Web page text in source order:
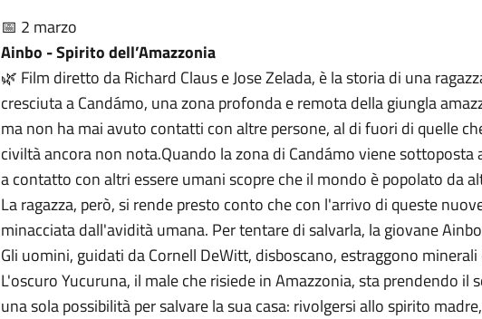
📅 2 marzo
Ainbo - Spirito dell’Amazzonia
🌿 Film diretto da Richard Claus e Jose Zelada, è la storia di una
cresciuta a Candámo, una zona profonda e remota della giungla
ma non ha mai avuto contatti con altre persone, al di fuori di quelle
civiltà ancora non nota.Quando la zona di Candámo viene sottoposta
a contatto con altri essere umani scopre che il mondo è popolato da
La ragazza, però, si rende presto conto che con l'arrivo di queste
minacciata dall'avidità umana. Per tentare di salvarla, la giovane
Gli uomini, guidati da Cornell DeWitt, disboscano, estraggono
L'oscuro Yucuruna, il male che risiede in Amazzonia, sta prendendo il
una sola possibilità per salvare la sua casa: rivolgersi allo spirito